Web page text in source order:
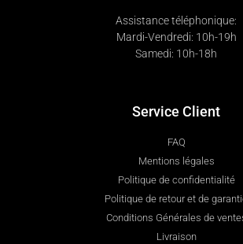
Assistance téléphonique:
Mardi-Vendredi: 10h-19h
Samedi: 10h-18h
Service Client
FAQ
Mentions légales
Politique de confidentialité
Politique de retour et de
Conditions Générales de
Livraison